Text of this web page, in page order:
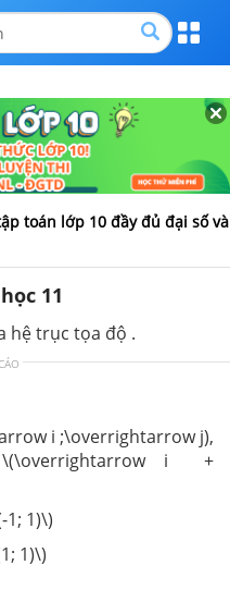
toán lớp 10 đầy đủ đại số và
11
hệ trục tọa độ .
i ;\overrightarrow j),
i +
1)\)